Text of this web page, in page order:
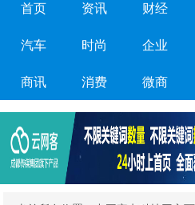
首页 资讯 财经
汽车 时尚 企业
商讯 消费 微商